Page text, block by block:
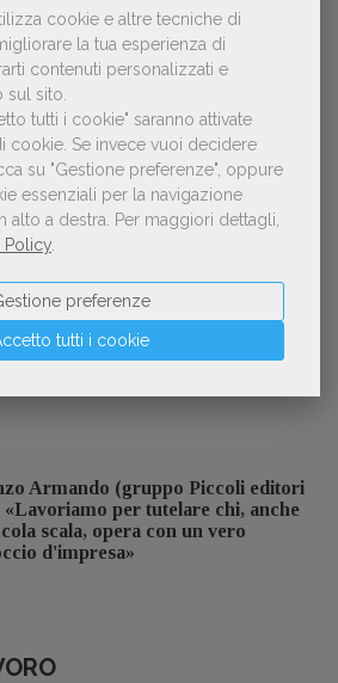
cookie e altre tecniche di
la tua esperienza di
contenuti personalizzati e
sul sito.
tutti i cookie" saranno attivate
cookie. Se invece vuoi decidere
su "Gestione preferenze", oppure
essenziali per la navigazione
alto a destra.
Per maggiori dettagli,
Policy
tutti i cookie
preferenzeItaliana Biblioteche
Armando (gruppo Piccoli editori
per tutelare chi, anche
scala, opera con un vero
d'impresa»